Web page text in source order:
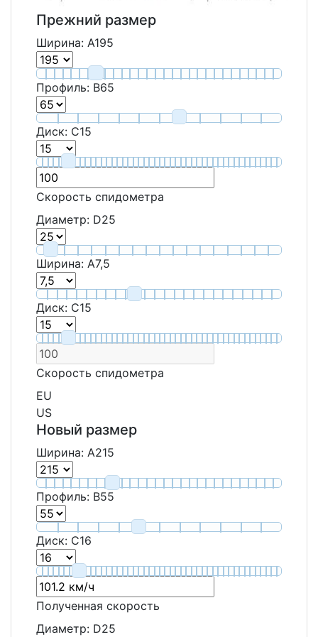
Прежний размер
Ширина: A195
Профиль: B65
Диск: C15
Скорость спидометра
Диаметр: D25
Ширина: A7,5
Диск: C15
Скорость спидометра
EU
US
Новый размер
Ширина: A215
Профиль: B55
Диск: C16
Полученная скорость
Диаметр: D25